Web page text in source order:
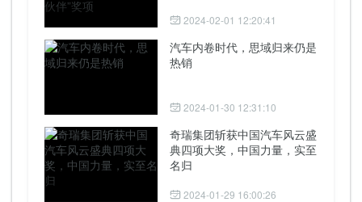
2024-02-01 12:20:41
汽车内卷时代，思域归来仍是
热销
2024-01-30 12:31:10
奇瑞集团斩获中国汽车风云盛
典四项大奖，中国力量，实至
名归
2024-01-29 16:00:26